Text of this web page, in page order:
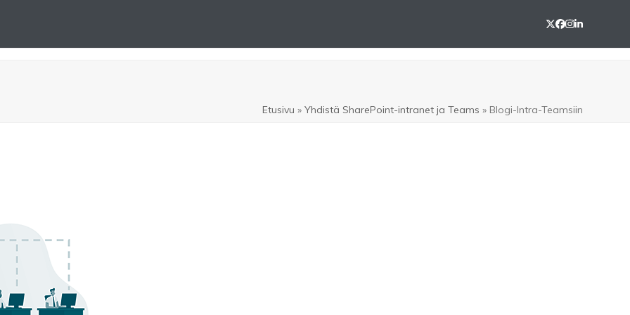
Twitter
Facebook
Instagram
LinkedIn
Etusivu » Yhdistä SharePoint-intranet ja Teams » Blogi-Intra-Teamsiin